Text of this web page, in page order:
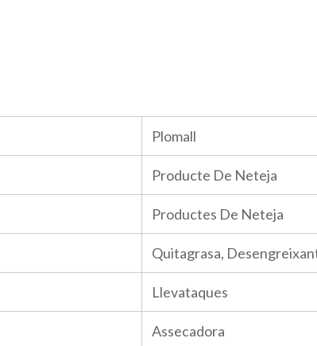
Plomall
Producte De Neteja
Productes De Neteja
Quitagrasa,
Llevataques
Assecadora